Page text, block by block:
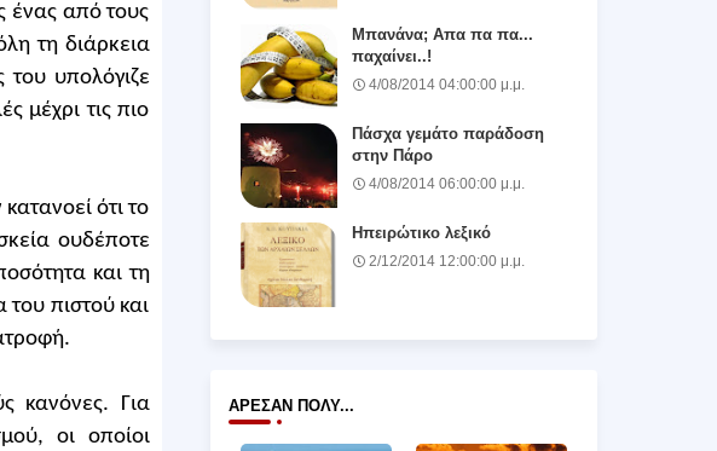
ένας από τους
τη διάρκεια
υπολόγιζε
μέχρι τις πιο
ότι το
ουδέποτε
και τη
του πιστού και
κανόνες. Για
οι οποίοι
Μπανάνα; Απα πα πα...
παχαίνει..!
4/08/2014 04:00:00 μ.μ.
Πάσχα γεμάτο παράδοση
στην Πάρο
4/08/2014 06:00:00 μ.μ.
Ηπειρώτικο λεξικό
2/12/2014 12:00:00 μ.μ.
ΆΡΕΣΑΝ ΠΟΛΎ...